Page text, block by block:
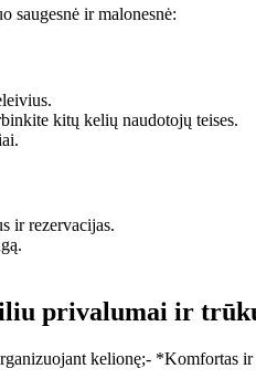
saugesnė ir malonesnė:
kitų kelių naudotojų teises.
ir rezervacijas.
privalumai ir
kelionę;- *Komfortas